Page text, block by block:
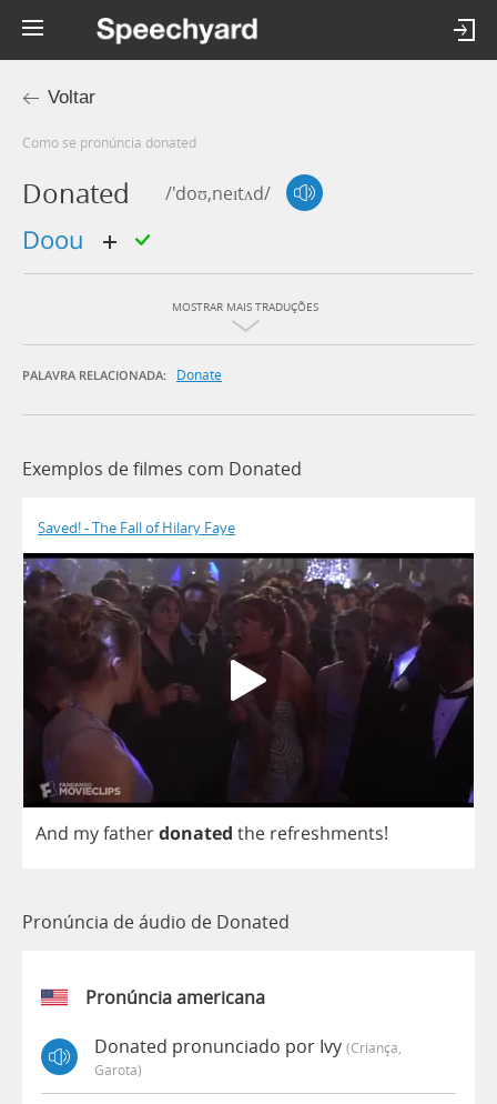
Voltar
Como se pronúncia donated
Donated /'doʊ,neɪtʌd/
doou
MOSTRAR MAIS TRADUÇÕES
PALAVRA RELACIONADA: Donate
Exemplos de filmes com Donated
Saved! - The Fall of Hilary Faye
And myfatherdonated the refreshments!
Pronúncia de áudio de Donated
Pronúncia americana
Donated pronunciado por Ivy (criança,
Garota)